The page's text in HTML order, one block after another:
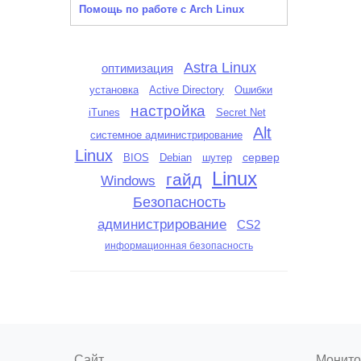
Помощь по работе с Arch Linux
оптимизация Astra Linux
установка Active Directory
Ошибки
iTunes
настройка Secret Net
системное администрирование
Alt
Linux
BIOS Debian шутер сервер
Windows гайд Linux
Безопасность
администрирование
CS2
информационная безопасность